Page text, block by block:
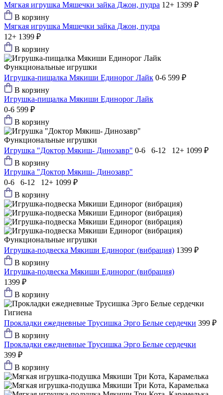
Мягкая игрушка Мяшечки зайка Джон, пудра 12+ 1399 ₽
В корзину
Мягкая игрушка Мяшечки зайка Джон, пудра
12+ 1399 ₽
В корзину
Функциональные игрушки
Игрушка-пищалка Мякиши Единорог Лайк 0-6 599 ₽
В корзину
Игрушка-пищалка Мякиши Единорог Лайк
0-6 599 ₽
В корзину
Функциональные игрушки
Игрушка "Доктор Мякиш- Динозавр" 0-6 6-12 12+ 1099 ₽
В корзину
Игрушка "Доктор Мякиш- Динозавр"
0-6 6-12 12+ 1099 ₽
В корзину
Функциональные игрушки
Игрушка-подвеска Мякиши Единорог (вибрация) 1399 ₽
В корзину
Игрушка-подвеска Мякиши Единорог (вибрация)
1399 ₽
В корзину
Гигиена
Прокладки ежедневные Трусишка Эрго Белые сердечки 399 ₽
В корзину
Прокладки ежедневные Трусишка Эрго Белые сердечки
399 ₽
В корзину